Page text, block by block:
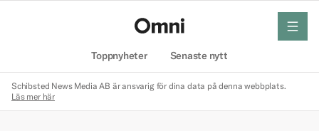
Toppnyheter Senaste nytt
meny
Schibsted News Media AB är ansvarig för dina data på denna webbplats.
Läs mer här